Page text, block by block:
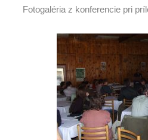
Fotogaléria z konferencie pri